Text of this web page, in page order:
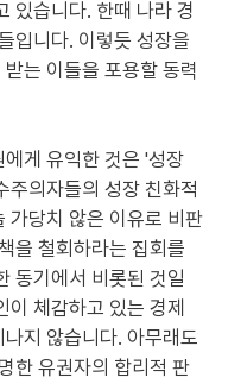
있습니다. 한때 나라 경
입니다. 이렇듯 성장을
는 이들을 포용할 동력
게 유익한 것은 '성장
주의자들의 성장 친화적
가당치 않은 이유로 비판
을 철회하라는 집회를
동기에서 비롯된 것일
체감하고 있는 경제
지 않습니다. 아무래도
한 유권자의 합리적 판